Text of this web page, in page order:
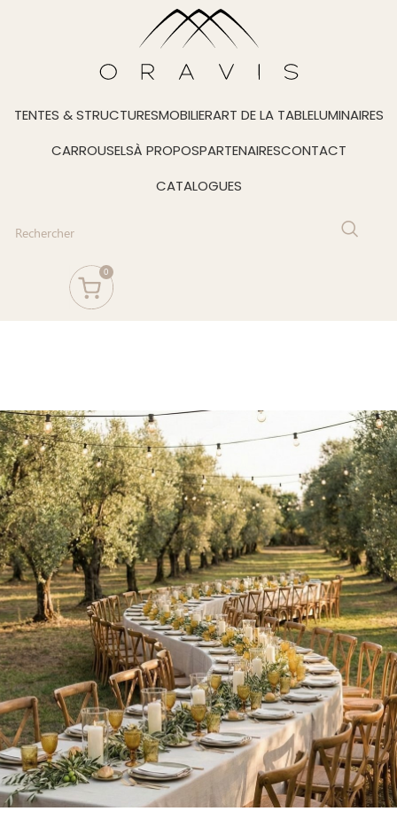
TENTES & STRUCTURESMOBILIERART DE LA TABLELUMINAIRES
CARROUSELSÀ PROPOSPARTENAIRESCONTACT
CATALOGUES
0